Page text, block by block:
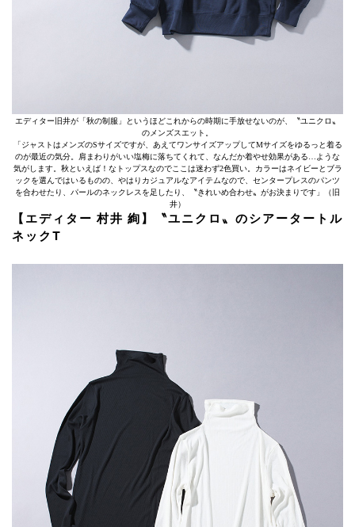
エディター旧井が「秋の制服」というほどこれからの時期に手放せないのが、〝ユニクロ〟
のメンズスエット。
「ジャストはメンズのSサイズですが、あえてワンサイズアップしてMサイズをゆるっと着る
のが最近の気分。肩まわりがいい塩梅に落ちてくれて、なんだか着やせ効果がある…ような
気がします。秋といえば！なトップスなのでここは迷わず2色買い。カラーはネイビーとブラ
ックを選んではいるものの、やはりカジュアルなアイテムなので、センタープレスのパンツ
を合わせたり、パールのネックレスを足したり、〝きれいめ合わせ〟がお決まりです」（旧
井）
【エディター 村井 絢】〝ユニクロ〟のシアータートル
ネックT